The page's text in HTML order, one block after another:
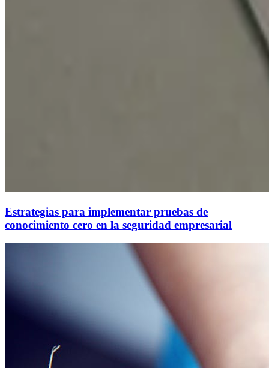
Estrategias para implementar pruebas de
conocimiento cero en la seguridad empresarial